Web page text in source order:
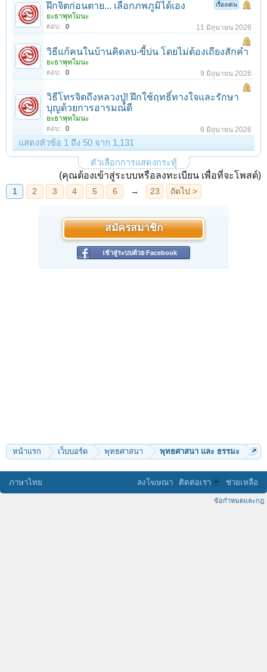
เรื่องเด่น
ฝึกจิตก่อนตาย... เลือกภพภูมิได้เอง
ยะธาพุทโมนะ
ตอบ: 0 11 มิถุนายน 2026
วิธีแก้คนในบ้านคิดลบ-ขี้บ่น โดยไม่ต้องเถียงสักคำ
ยะธาพุทโมนะ
ตอบ: 0 9 มิถุนายน 2026
วิธีโทรจิตถึงหลวงปู่! ฝึกใช้ฤทธิ์ทางใจและรักษา
บุญด้วยการอารมณ์ดี
ยะธาพุทโมนะ
ตอบ: 0 6 มิถุนายน 2026
แสดงหัวข้อ 1 ถึง 50 จาก 1,131
ตัวเลือกการแสดงกระทู้
(คุณต้องเข้าสู่ระบบหรือลงทะเบียน เพื่อที่จะโพสต์)
สมัครสมาชิก
เข้าสู่ระบบด้วย Facebook
หน้าแรก เว็บบอร์ด พุทธศาสนา พุทธศาสนา และ ธรรมะ
ภาษาไทย ลงโฆษณา ติดต่อเรา ช่วยเหลือ
ข้อกำหนดและกฎ